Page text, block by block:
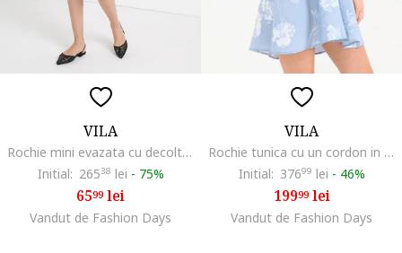
VILA
Rochie mini evazata cu decolteu cache coeur Gaja, Portocaliu stins
Initial: 26538 lei - 75%
6599lei
Vandut de Fashion Days
VILA
Rochie tunica cu un cordon in talie Nara, Alb optic/Albastru glaciar
Initial: 37699 lei - 46%
19999lei
Vandut de Fashion Days